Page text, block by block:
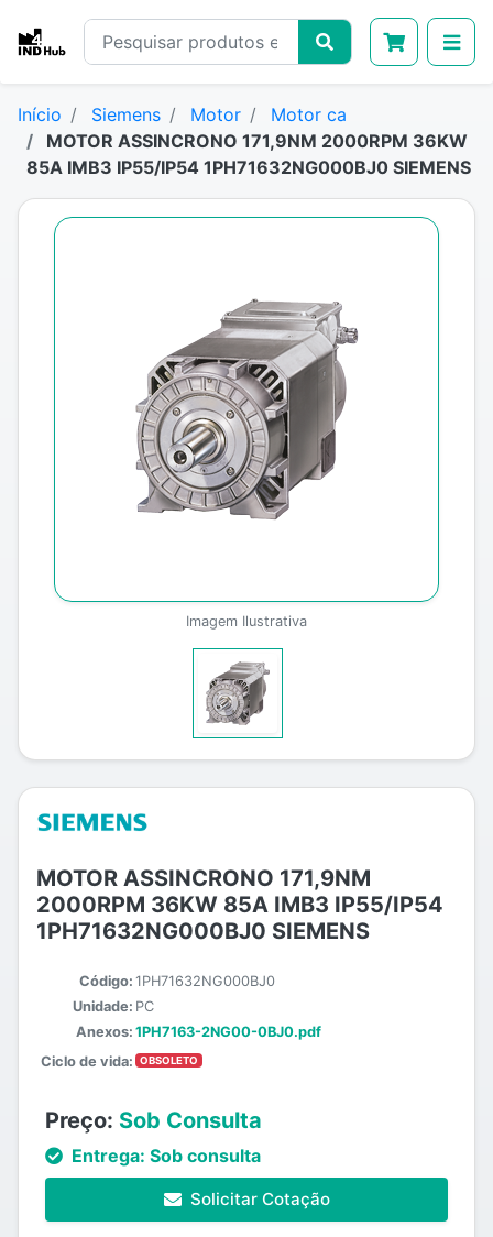
Início Siemens Motor
Motor ca
MOTOR ASSINCRONO 171,9NM 2000RPM 36KW
85A IMB3 IP55/IP54 1PH71632NG000BJ0 SIEMENS
Imagem Ilustrativa
MOTOR ASSINCRONO 171,9NM
2000RPM 36KW 85A IMB3 IP55/IP54
1PH71632NG000BJ0 SIEMENS
Código: 1PH71632NG000BJ0
Unidade: PC
Anexos: 1PH7163-2NG00-0BJ0.pdf
Ciclo de vida:
OBSOLETO
Preço: Sob Consulta
Entrega: Sob consulta
Solicitar Cotação